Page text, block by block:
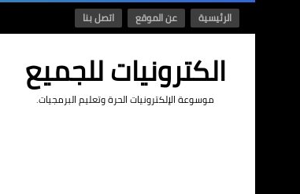
الرئيسية عن الموقع اتصل بنا
الكترونيات للجميع
موسوعة الإلكترونيات الحرة وتعليم البرمجيات.